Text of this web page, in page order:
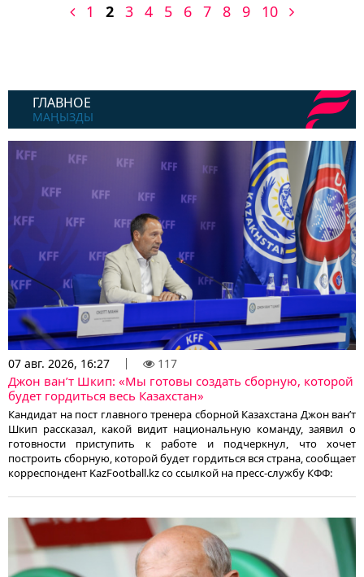
ГЛАВНОЕ
МАҢЫЗДЫ
07 авг. 2026, 16:27 117
Джон ван’т Шкип: «Мы готовы создать сборную, которой
будет гордиться весь Казахстан»
Кандидат на пост главного тренера сборной Казахстана Джон ван’т
Шкип рассказал, какой видит национальную команду, заявил о
готовности приступить к работе и подчеркнул, что хочет
построить сборную, которой будет гордиться вся страна, сообщает
корреспондент KazFootball.kz со ссылкой на пресс-службу КФФ:
1 2 3 4 5 6 7 8 9 10